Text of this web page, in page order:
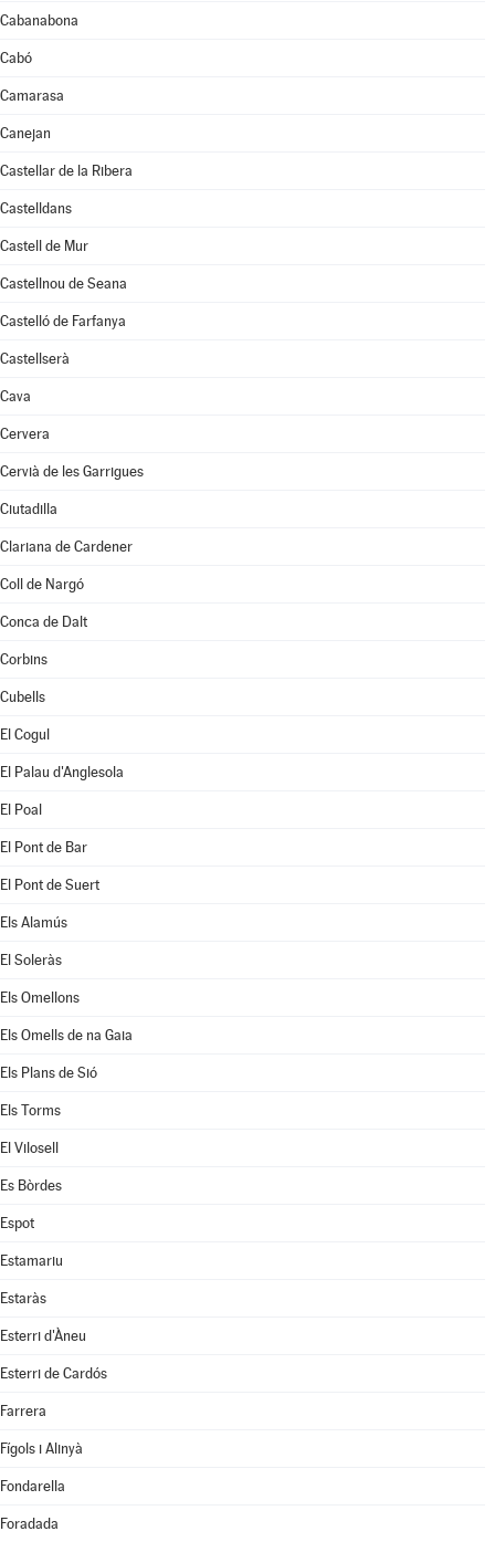
Cabanabona
Cabó
Camarasa
Canejan
Castellar de la Ribera
Castelldans
Castell de Mur
Castellnou de Seana
Castelló de Farfanya
Castellserà
Cava
Cervera
Cervià de les Garrigues
Ciutadilla
Clariana de Cardener
Coll de Nargó
Conca de Dalt
Corbins
Cubells
El Cogul
El Palau d'Anglesola
El Poal
El Pont de Bar
El Pont de Suert
Els Alamús
El Soleràs
Els Omellons
Els Omells de na Gaia
Els Plans de Sió
Els Torms
El Vilosell
Es Bòrdes
Espot
Estamariu
Estaràs
Esterri d'Àneu
Esterri de Cardós
Farrera
Fígols i Alinyà
Fondarella
Foradada